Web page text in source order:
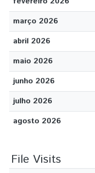
março 2026
abril 2026
maio 2026
junho 2026
julho 2026
agosto 2026
File Visits